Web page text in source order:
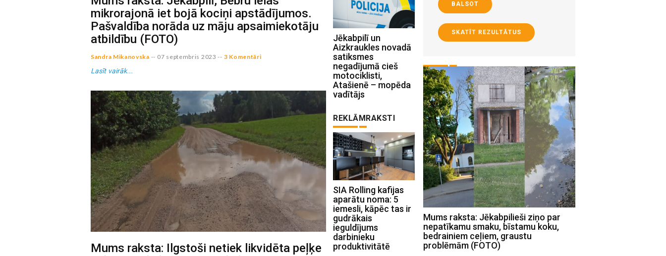
mikrorajonā iet bojā kociņi apstādījumos.
Pašvaldība norāda uz māju apsaimiekotāju
atbildību (FOTO)
Sandra Mikanovska -- 07 septembris 2023 -- 3 Komentāri
Lasīt vairāk...
Mums raksta: Ilgstoši netiek likvidēta peļķe
Jēkabpilī un
Aizkraukles novadā
satiksmes
negadījumā cieš
motociklisti,
Atašienē – mopēda
vadītājs
REKLĀMRAKSTI
SIA Rolling kafijas
aparātu noma: 5
iemesli, kāpēc tas ir
gudrākais
ieguldījums
darbinieku
produktivitātē
BALSOT
SKATĪT REZULTĀTUS
Mums raksta: Kad nopļaus zāli
Jēkabpilī, Celtnieku ielā un atbrīvos
ceļmalas no latvāņiem Sēlpilī? (FOTO)
julijs 29 , 2026
Mums raksta: Jēkabpilieši ziņo par
nepatīkamu smaku, bīstamu koku,
bedrainiem ceļiem, graustu
problēmām (FOTO)